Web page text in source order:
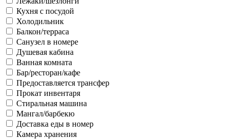
Кухня с посудой
Холодильник
Балкон/терраса
Санузел в номере
Душевая кабина
Ванная комната
Бар/ресторан/кафе
Предоставляется трансфер
Прокат инвентаря
Стиральная машина
Мангал/барбекю
Доставка еды в номер
Камера хранения